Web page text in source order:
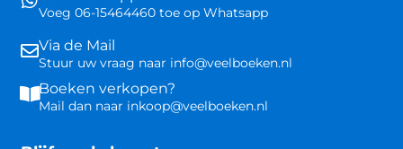
Voeg 06-15464460 toe op Whatsapp
Via de Mail
Stuur uw vraag naar info@veelboeken.nl
Boeken verkopen?
Mail dan naar inkoop@veelboeken.nl